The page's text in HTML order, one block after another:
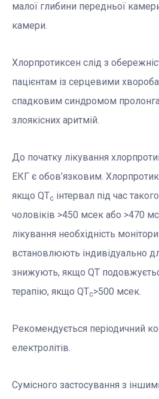
малої глибини передньої
камери.
Хлорпротиксен слід з
пацієнтам із серцевими
спадковим синдромом
злоякісних аритмій.
До початку лікування
ЕКГ є обов’язковим.
якщо QTc інтервал під час
чоловіків >450 мсек або >470
лікування необхідність
встановлюють індивідуально
знижують, якщо QT
терапію, якщо QTc>500 мсек.
Рекомендується періодичний
електролітів.
Сумісного застосування з